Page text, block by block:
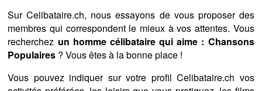
Sur Celibataire.ch, nous essayons de vous proposer des
membres qui correspondent le mieux à vos attentes. Vous
recherchez un homme célibataire qui aime : Chansons
Populaires ? Vous êtes à la bonne place !
Vous pouvez indiquer sur votre profil Celibataire.ch vos